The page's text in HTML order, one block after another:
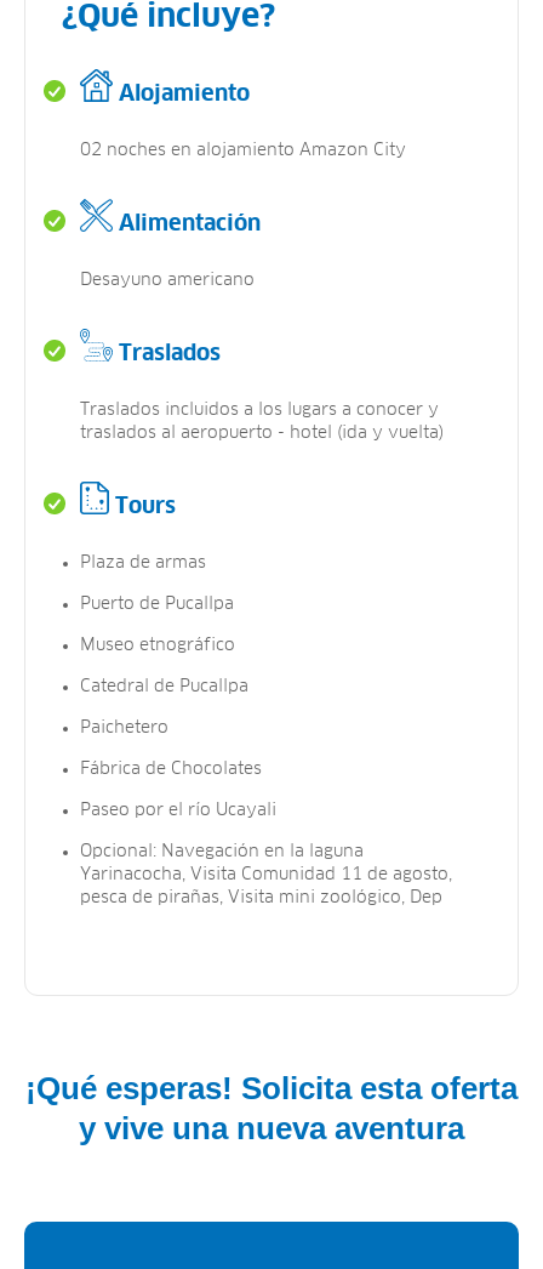
¿Qué incluye?
Alojamiento
02 noches en alojamiento Amazon City
Alimentación
Desayuno americano
Traslados
Traslados incluidos a los lugars a conocer y
traslados al aeropuerto - hotel (ida y vuelta)
Tours
Plaza de armas
Puerto de Pucallpa
Museo etnográfico
Catedral de Pucallpa
Paichetero
Fábrica de Chocolates
Paseo por el río Ucayali
Opcional: Navegación en la laguna
Yarinacocha, Visita Comunidad 11 de agosto,
pesca de pirañas, Visita mini zoológico, Dep
¡Qué esperas! Solicita esta oferta
y vive una nueva aventura